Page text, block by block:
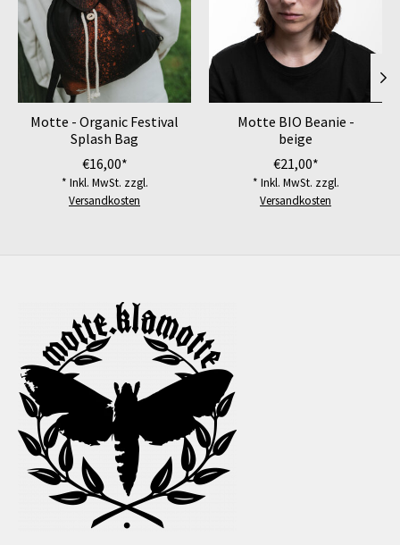
Motte - Organic Festival
Splash Bag
€16,00*
* Inkl. MwSt. zzgl.
Versandkosten
Motte BIO Beanie -
beige
€21,00*
* Inkl. MwSt. zzgl.
Versandkosten